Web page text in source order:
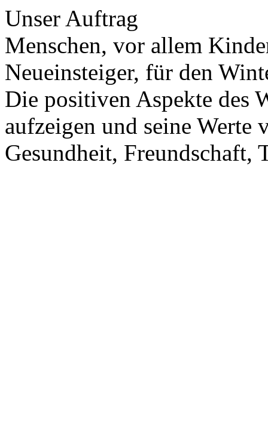
Unser Auftrag
Menschen, vor allem
Neueinsteiger, für den
Die positiven Aspekte des
aufzeigen und seine
Gesundheit, Freundschaft,